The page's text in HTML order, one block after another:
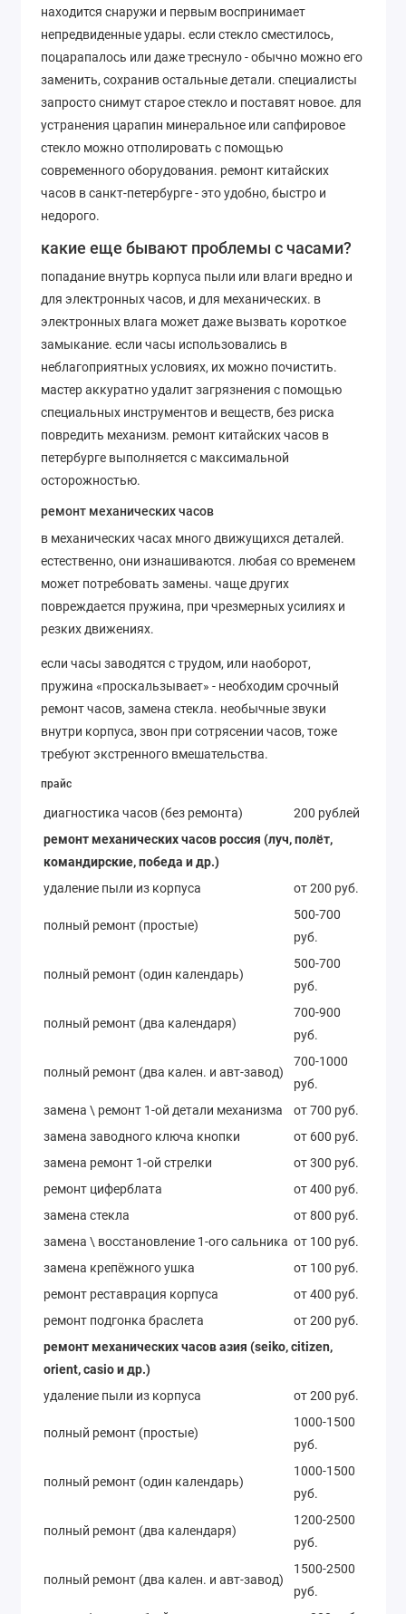
находится снаружи и первым воспринимает
непредвиденные удары. если стекло сместилось,
поцарапалось или даже треснуло - обычно можно его
заменить, сохранив остальные детали. специалисты
запросто снимут старое стекло и поставят новое. для
устранения царапин минеральное или сапфировое
стекло можно отполировать с помощью
современного оборудования. ремонт китайских
часов в санкт-петербурге - это удобно, быстро и
недорого.
какие еще бывают проблемы с часами?
попадание внутрь корпуса пыли или влаги вредно и
для электронных часов, и для механических. в
электронных влага может даже вызвать короткое
замыкание. если часы использовались в
неблагоприятных условиях, их можно почистить.
мастер аккуратно удалит загрязнения с помощью
специальных инструментов и веществ, без риска
повредить механизм. ремонт китайских часов в
петербурге выполняется с максимальной
осторожностью.
ремонт механических часов
в механических часах много движущихся деталей.
естественно, они изнашиваются. любая со временем
может потребовать замены. чаще других
повреждается пружина, при чрезмерных усилиях и
резких движениях.
если часы заводятся с трудом, или наоборот,
пружина «проскальзывает» - необходим срочный
ремонт часов, замена стекла. необычные звуки
внутри корпуса, звон при сотрясении часов, тоже
требуют экстренного вмешательства.
прайс
диагностика часов (без ремонта)
200 рублей
ремонт механических часов россия (луч, полёт,
командирские, победа и др.)
удаление пыли из корпуса
от 200 руб.
полный ремонт (простые)
500-700
руб.
полный ремонт (один календарь)
500-700
руб.
полный ремонт (два календаря)
700-900
руб.
полный ремонт (два кален. и авт-завод)
700-1000
руб.
замена \ ремонт 1-ой детали механизма
от 700 руб.
замена заводного ключа кнопки
от 600 руб.
замена ремонт 1-ой стрелки
от 300 руб.
ремонт циферблата
от 400 руб.
замена стекла
от 800 руб.
замена \ восстановление 1-ого сальника от 100 руб.
замена крепёжного ушка
от 100 руб.
ремонт реставрация корпуса
от 400 руб.
ремонт подгонка браслета
от 200 руб.
ремонт механических часов азия (seiko, citizen,
orient, casio и др.)
удаление пыли из корпуса
от 200 руб.
полный ремонт (простые)
1000-1500
руб.
полный ремонт (один календарь)
1000-1500
руб.
полный ремонт (два календаря)
1200-2500
руб.
полный ремонт (два кален. и авт-завод)
1500-2500
руб.